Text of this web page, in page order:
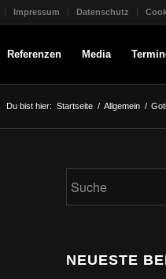
Impressum Datenschutz
Referenzen Media
Du bist hier: Startseite / Allgemein /
NEUESTE